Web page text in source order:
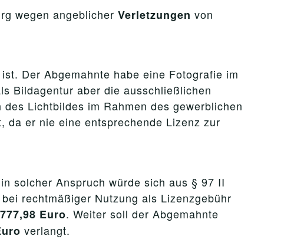
wegen angeblicher Verletzungen von
Der Abgemahnte habe eine Fotografie im
Bildagentur aber die ausschließlichen
Lichtbildes im Rahmen des gewerblichen
da er nie eine entsprechende Lizenz zur
solcher Anspruch würde sich aus § 97 II
rechtmäßiger Nutzung als Lizenzgebühr
Euro. Weiter soll der Abgemahnte
verlangt.